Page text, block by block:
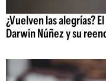
¿Vuelven las alegrías?
Darwin Núñez y su